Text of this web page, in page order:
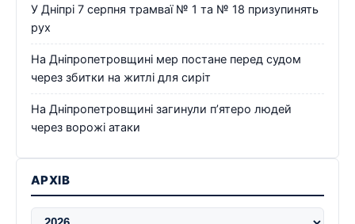
У Дніпрі 7 серпня трамваї № 1 та № 18 призупинять
рух
На Дніпропетровщині мер постане перед судом
через збитки на житлі для сиріт
На Дніпропетровщині загинули п’ятеро людей
через ворожі атаки
АРХІВ